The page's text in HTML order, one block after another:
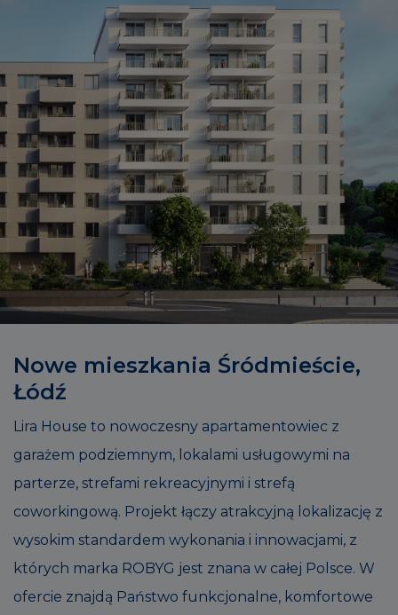
Nowe mieszkania Śródmieście,
Łódź
Lira House to nowoczesny apartamentowiec z
garażem podziemnym, lokalami usługowymi na
parterze, strefami rekreacyjnymi i strefą
coworkingową. Projekt łączy atrakcyjną lokalizację z
wysokim standardem wykonania i innowacjami, z
których marka ROBYG jest znana w całej Polsce. W
ofercie znajdą Państwo funkcjonalne, komfortowe